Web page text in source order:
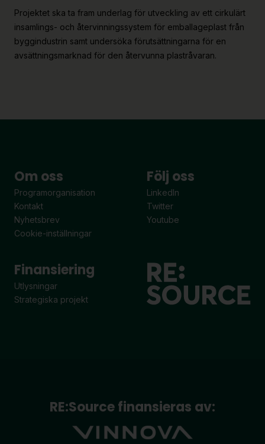
Projektet ska ta fram underlag för utveckling av ett cirkulärt
insamlings- och återvinningssystem för emballageplast från
byggindustrin samt undersöka förutsättningarna för en
avsättningsmarknad för den återvunna plastråvaran.
Om oss
Programorganisation
Kontakt
Nyhetsbrev
Cookie-inställningar
Följ oss
LinkedIn
Twitter
Youtube
Finansiering
Utlysningar
Strategiska projekt
RE:Source finansieras av: